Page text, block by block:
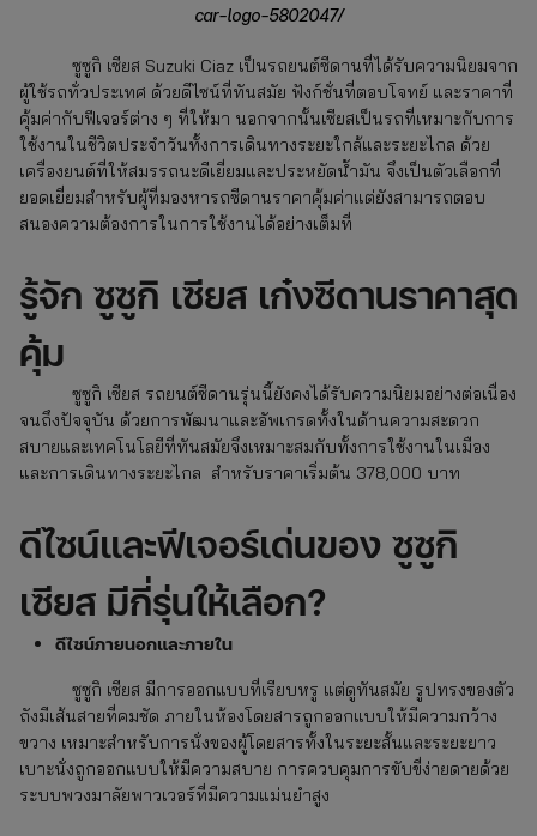
car-logo-5802047/
ซูซูกิ เซียส Suzuki Ciaz เป็นรถยนต์ซีดานที่ได้รับความนิยมจาก
ผู้ใช้รถทั่วประเทศ ด้วยดีไซน์ที่ทันสมัย ฟังก์ชั่นที่ตอบโจทย์ และราคาที่
คุ้มค่ากับฟีเจอร์ต่าง ๆ ที่ให้มา นอกจากนั้นเซียสเป็นรถที่เหมาะกับการ
ใช้งานในชีวิตประจำวันทั้งการเดินทางระยะใกล้และระยะไกล ด้วย
เครื่องยนต์ที่ให้สมรรถนะดีเยี่ยมและประหยัดน้ำมัน จึงเป็นตัวเลือกที่
ยอดเยี่ยมสำหรับผู้ที่มองหารถซีดานราคาคุ้มค่าแต่ยังสามารถตอบ
สนองความต้องการในการใช้งานได้อย่างเต็มที่
รู้จัก ซูซูกิ เซียส เก๋งซีดานราคาสุด
คุ้ม
ซูซูกิ เซียส รถยนต์ซีดานรุ่นนี้ยังคงได้รับความนิยมอย่างต่อเนื่อง
จนถึงปัจจุบัน ด้วยการพัฒนาและอัพเกรดทั้งในด้านความสะดวก
สบายและเทคโนโลยีที่ทันสมัยจึงเหมาะสมกับทั้งการใช้งานในเมือง
และการเดินทางระยะไกล สำหรับราคาเริ่มต้น 378,000 บาท
ดีไซน์และฟีเจอร์เด่นของ ซูซูกิ
เซียส มีกี่รุ่นให้เลือก?
ดีไซน์ภายนอกและภายใน
ซูซูกิ เซียส มีการออกแบบที่เรียบหรู แต่ดูทันสมัย รูปทรงของตัว
ถังมีเส้นสายที่คมชัด ภายในห้องโดยสารถูกออกแบบให้มีความกว้าง
ขวาง เหมาะสำหรับการนั่งของผู้โดยสารทั้งในระยะสั้นและระยะยาว
เบาะนั่งถูกออกแบบให้มีความสบาย การควบคุมการขับขี่ง่ายดายด้วย
ระบบพวงมาลัยพาวเวอร์ที่มีความแม่นยำสูง